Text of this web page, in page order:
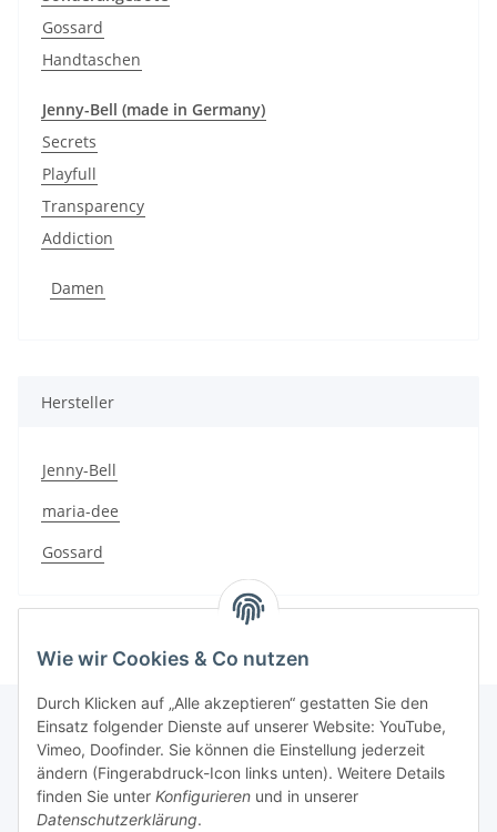
Wie wir Cookies & Co nutzen
Durch Klicken auf „Alle akzeptieren“ gestatten Sie den
Einsatz folgender Dienste auf unserer Website: YouTube,
Vimeo, Doofinder. Sie können die Einstellung jederzeit
ändern (Fingerabdruck-Icon links unten). Weitere Details
finden Sie unter Konfigurieren und in unserer
Datenschutzerklärung.
Gossard
Handtaschen
Jenny-Bell (made in Germany)
Secrets
Playfull
Transparency
Addiction
Damen
Hersteller
Jenny-Bell
maria-dee
Gossard
Informationen
Gesetzliche Informationen